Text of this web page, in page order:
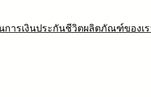
การเงินประกันชีวิตผลิตภัณฑ์ของเร